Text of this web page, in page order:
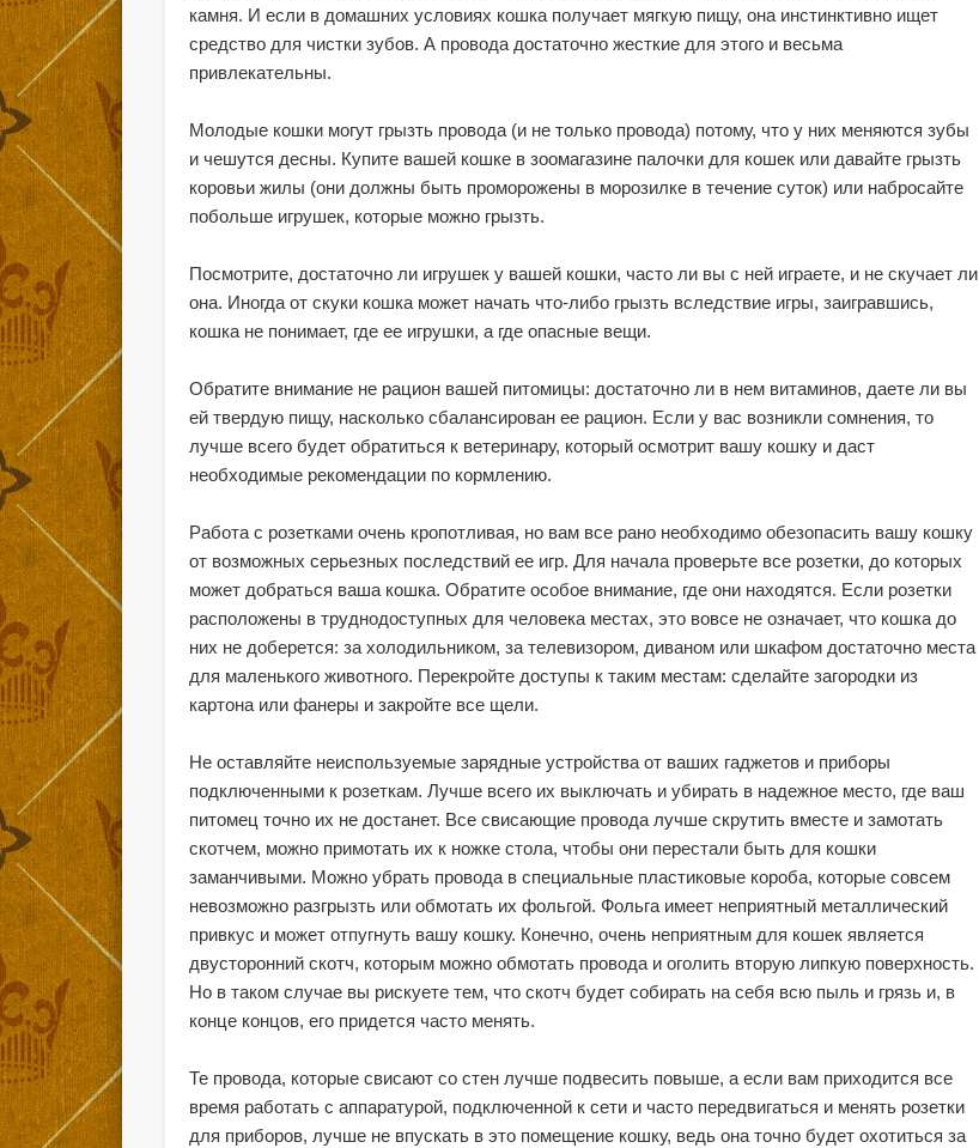
камня. И если в домашних условиях кошка получает мягкую пищу, она инстинктивно ищет
средство для чистки зубов. А провода достаточно жесткие для этого и весьма
привлекательны.
Молодые кошки могут грызть провода (и не только провода) потому, что у них меняются зубы
и чешутся десны. Купите вашей кошке в зоомагазине палочки для кошек или давайте грызть
коровьи жилы (они должны быть проморожены в морозилке в течение суток) или набросайте
побольше игрушек, которые можно грызть.
Посмотрите, достаточно ли игрушек у вашей кошки, часто ли вы с ней играете, и не скучает ли
она. Иногда от скуки кошка может начать что-либо грызть вследствие игры, заигравшись,
кошка не понимает, где ее игрушки, а где опасные вещи.
Обратите внимание не рацион вашей питомицы: достаточно ли в нем витаминов, даете ли вы
ей твердую пищу, насколько сбалансирован ее рацион. Если у вас возникли сомнения, то
лучше всего будет обратиться к ветеринару, который осмотрит вашу кошку и даст
необходимые рекомендации по кормлению.
Работа с розетками очень кропотливая, но вам все рано необходимо обезопасить вашу кошку
от возможных серьезных последствий ее игр. Для начала проверьте все розетки, до которых
может добраться ваша кошка. Обратите особое внимание, где они находятся. Если розетки
расположены в труднодоступных для человека местах, это вовсе не означает, что кошка до
них не доберется: за холодильником, за телевизором, диваном или шкафом достаточно места
для маленького животного. Перекройте доступы к таким местам: сделайте загородки из
картона или фанеры и закройте все щели.
Не оставляйте неиспользуемые зарядные устройства от ваших гаджетов и приборы
подключенными к розеткам. Лучше всего их выключать и убирать в надежное место, где ваш
питомец точно их не достанет. Все свисающие провода лучше скрутить вместе и замотать
скотчем, можно примотать их к ножке стола, чтобы они перестали быть для кошки
заманчивыми. Можно убрать провода в специальные пластиковые короба, которые совсем
невозможно разгрызть или обмотать их фольгой. Фольга имеет неприятный металлический
привкус и может отпугнуть вашу кошку. Конечно, очень неприятным для кошек является
двусторонний скотч, которым можно обмотать провода и оголить вторую липкую поверхность.
Но в таком случае вы рискуете тем, что скотч будет собирать на себя всю пыль и грязь и, в
конце концов, его придется часто менять.
Те провода, которые свисают со стен лучше подвесить повыше, а если вам приходится все
время работать с аппаратурой, подключенной к сети и часто передвигаться и менять розетки
для приборов, лучше не впускать в это помещение кошку, ведь она точно будет охотиться за